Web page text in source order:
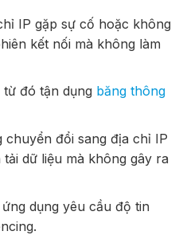
IP gặp sự cố hoặc không
kết nối mà không làm
từ đó tận dụng băng thông
đổi sang địa chỉ IP
dữ liệu mà không gây ra
dụng yêu cầu độ tin